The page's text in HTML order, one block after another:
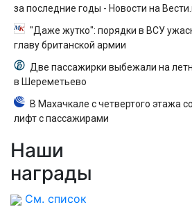
за последние годы - Новости на
"Даже жутко": порядки в ВСУ
главу британской армии
Две пассажирки выбежали на
в Шереметьево
В Махачкале с четвертого этажа
лифт с пассажирами
Наши
награды
См. список